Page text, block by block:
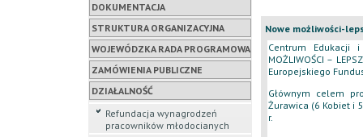
DOKUMENTACJA
STRUKTURA ORGANIZACYJNA
WOJEWÓDZKA RADA PROGRAMOWA
ZAMÓWIENIA PUBLICZNE
DZIAŁALNOŚĆ
Refundacja wynagrodzeń
pracowników młodocianych
Nowe możliwości-
Centrum Edukacji
MOŻLIWOŚCI –
Europejskiego
Głównym celem
Żurawica (6 Kobiet i
r.